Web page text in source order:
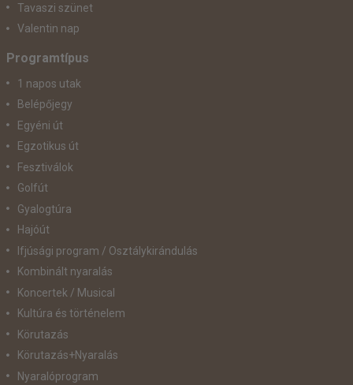
Tavaszi szünet
Valentin nap
Programtípus
1 napos utak
Belépőjegy
Egyéni út
Egzotikus út
Fesztiválok
Golfút
Gyalogtúra
Hajóút
Ifjúsági program / Osztálykirándulás
Kombinált nyaralás
Koncertek / Musical
Kultúra és történelem
Körutazás
Körutazás+Nyaralás
Nyaralóprogram